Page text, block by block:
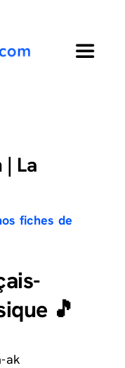
Toggle
La
fiches de
🎵
ak